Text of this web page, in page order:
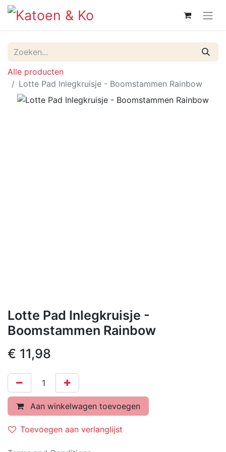
Alle producten
Lotte Pad Inlegkruisje - Boomstammen Rainbow
Lotte Pad Inlegkruisje -
Boomstammen Rainbow
€ 11,98
Aan winkelwagen toevoegen
Toevoegen aan verlanglijst